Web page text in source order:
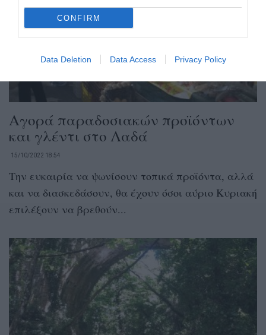
CONFIRM
Data Deletion Data Access Privacy Policy
Αγορά παραδοσιακών προϊόντων
και γλέντι στο Λαδά
15/10/2022 18:54
Την ευκαιρία να ψωνίσουν τοπικά προϊόντα, αλλά
και να διασκεδάσουν, θα έχουν όσοι αύριο Κυριακή
επιλέξουν να βρεθούν...